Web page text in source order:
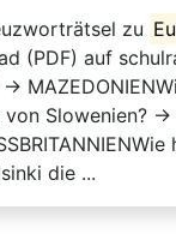
zu
(PDF) auf
Slowenien?
die ...